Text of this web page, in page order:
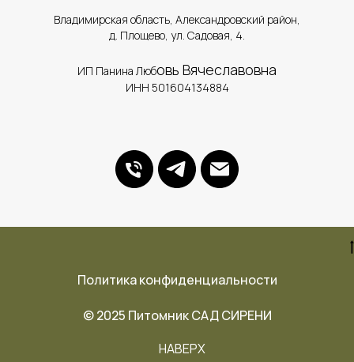
​Владимирская область, Александровский район,
д. Площево, ул. Садовая, 4.
ИП Панина Любовь Вячеславовна
ИНН 501604134884
Политика конфиденциальности
© 2025 Питомник САД СИРЕНИ
НАВЕРХ